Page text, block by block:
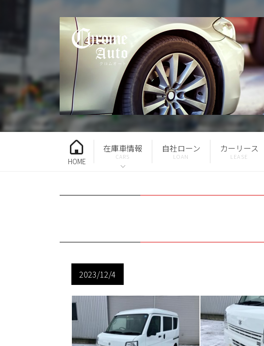
HOME
在庫車情報 自社ローン カーリース
2023/12/4